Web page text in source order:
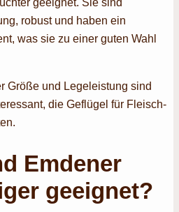
robust und haben ein
was sie zu einer guten Wahl
Größe und Legeleistung sind
die Geflügel für Fleisch-
Emdener
geeignet?